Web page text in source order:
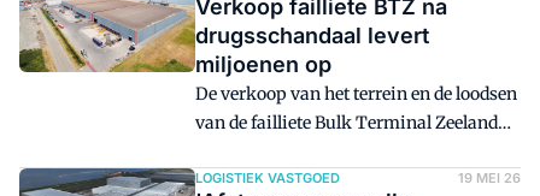
Verkoop failliete BTZ na
drugsschandaal levert
miljoenen op
De verkoop van het terrein en de loodsen
van de failliete Bulk Terminal Zeeland
opgeleverd. Het bedrijf raakte failliet
LOGISTIEK VASTGOED 19 MEI 26